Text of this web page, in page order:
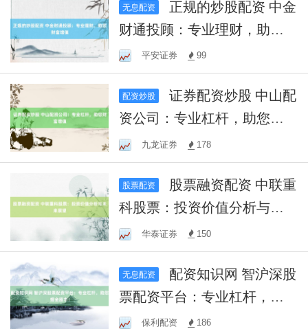
无息配资
财通投顾：专业理财，助您
财富增值
平安证券 99
配资炒股
证券配资炒股 中山配
资公司：专业杠杆，助您财
富增值九龙证券 178
股票配资
科股票：投资价值分析与未
来展望华泰证券 150
无息配资
票配资平台：专业杠杆，助
您掘金股市！
保利配资 186